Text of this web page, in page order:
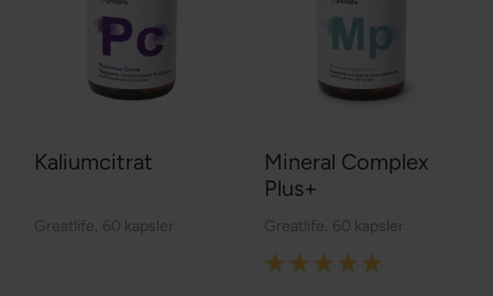
Kaliumcitrat
Greatlife 60 kapsler
Mineral Complex
Plus+
Greatlife 60 kapsler
Rating: